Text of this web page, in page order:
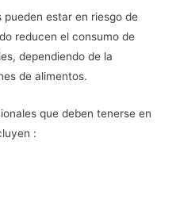
pueden estar en riesgo de
reducen el consumo de
dependiendo de la
de alimentos.
que deben tenerse en
: